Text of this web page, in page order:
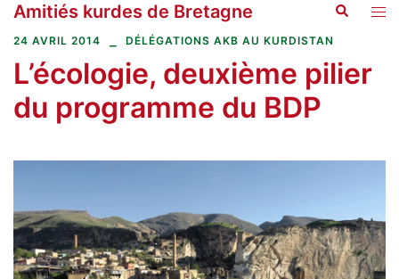
Aller
au
contenu
Amitiés kurdes de Bretagne
24 AVRIL 2014 DÉLÉGATIONS AKB AU KURDISTAN
L’écologie, deuxième pilier
du programme du BDP